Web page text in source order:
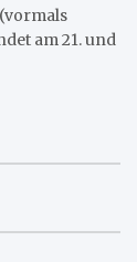
am 21. und